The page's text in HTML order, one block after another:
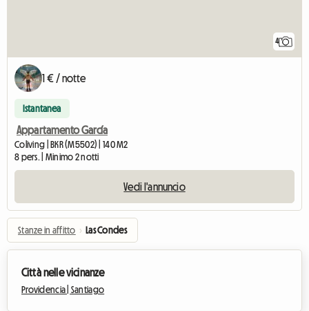
4
1 € / notte
Istantanea
Appartamento García
Coliving | BKR (M5502) | 140 M2
8 pers. | Minimo 2 notti
Vedi l'annuncio
Stanze in affitto › Las Condes
Città nelle vicinanze
Providencia | Santiago